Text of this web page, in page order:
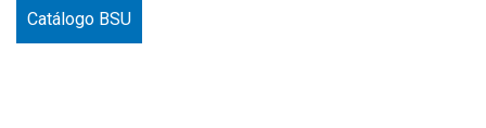
Catálogo BSU